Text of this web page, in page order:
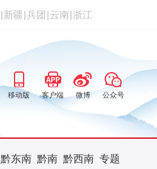
新疆 兵团 云南 浙江
移动版 客户端 微博 公众号
黔东南 黔南 黔西南 专题